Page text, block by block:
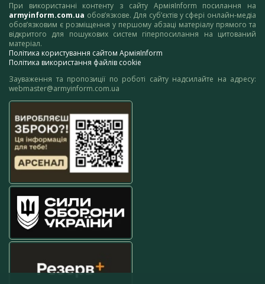
При використанні контенту з сайту АрміяInform посилання на
armyinform.com.ua обов’язкове. Для суб’єктів у сфері онлайн-медіа
обов’язковим є розміщення у першому абзаці матеріалу прямого та
відкритого для пошукових систем гіперпосилання на цитований
матеріал.
Політика користування сайтом АрміяInform
Політика використання файлів cookie
Зауваження та пропозиції по роботі сайту надсилайте на адресу:
webmaster@armyinform.com.ua